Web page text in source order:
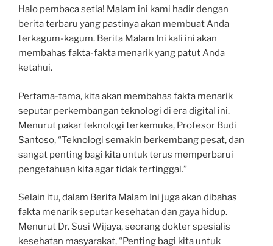
Halo pembaca setia! Malam ini kami hadir dengan
berita terbaru yang pastinya akan membuat Anda
terkagum-kagum. Berita Malam Ini kali ini akan
membahas fakta-fakta menarik yang patut Anda
ketahui.
Pertama-tama, kita akan membahas fakta menarik
seputar perkembangan teknologi di era digital ini.
Menurut pakar teknologi terkemuka, Profesor Budi
Santoso, “Teknologi semakin berkembang pesat, dan
sangat penting bagi kita untuk terus memperbarui
pengetahuan kita agar tidak tertinggal.”
Selain itu, dalam Berita Malam Ini juga akan dibahas
fakta menarik seputar kesehatan dan gaya hidup.
Menurut Dr. Susi Wijaya, seorang dokter spesialis
kesehatan masyarakat, “Penting bagi kita untuk